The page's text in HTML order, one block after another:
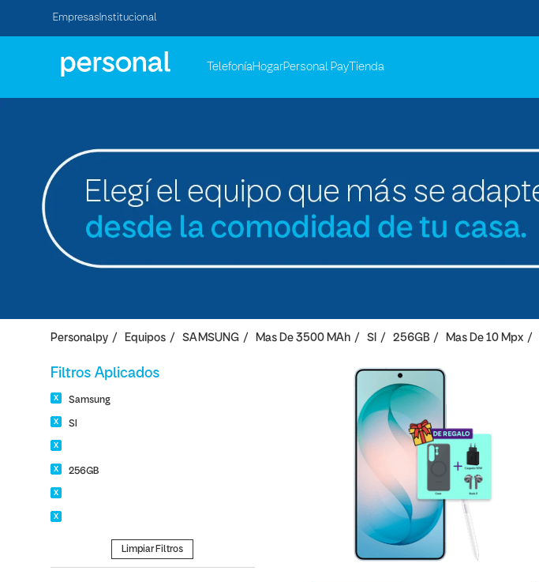
Empresas Institucional
TelefoníaHogarPersonal Pay Tienda
Personalpy Equipos SAMSUNG Mas De 3500 MAh SI 256GB Mas De 10 Mpx
Filtros Aplicados
Samsung
SI
256GB
Limpiar Filtros